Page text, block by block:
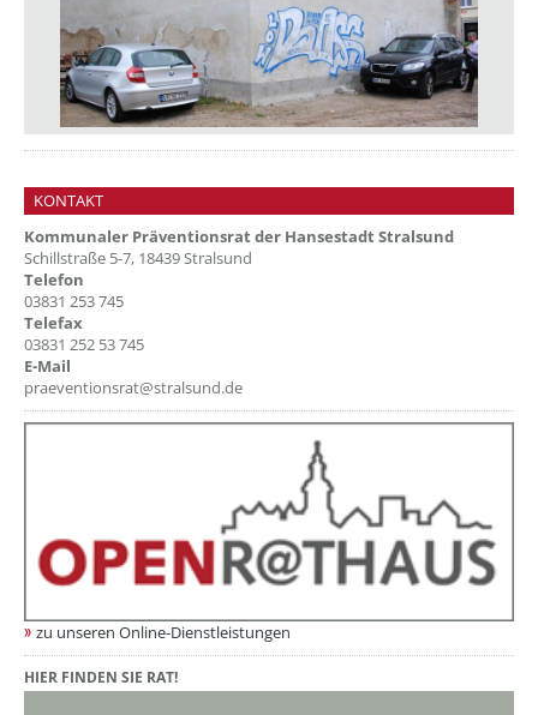
KONTAKT
Kommunaler Präventionsrat der Hansestadt Stralsund
Schillstraße 5-7, 18439 Stralsund
Telefon
03831 253 745
Telefax
03831 252 53 745
E-Mail
praeventionsrat@stralsund.de
zu unseren Online-Dienstleistungen
HIER FINDEN SIE RAT!